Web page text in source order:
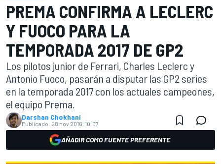
PREMA CONFIRMA A LECLERC
Y FUOCO PARA LA
TEMPORADA 2017 DE GP2
Los pilotos junior de Ferrari, Charles Leclerc y
Antonio Fuoco, pasarán a disputar las GP2 series
en la temporada 2017 con los actuales campeones,
el equipo Prema.
Darshan Chokhani
Publicado: 28 nov 2016, 10:07
AÑADIR COMO FUENTE PREFERENTE